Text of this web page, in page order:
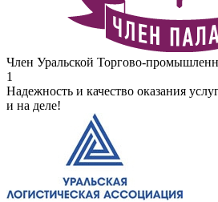
Член Уральской Торгово-
1
Надежность и качество оказания
и на деле!